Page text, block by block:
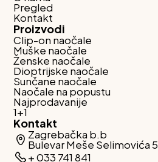
Pregled
Kontakt
Proizvodi
Clip-on naočale
Muške naočale
Ženske naočale
Dioptrijske naočale
Sunčane naočale
Naočale na popustu
Najprodavanije
1+1
Kontakt
Zagrebačka b.b
Bulevar Meše Selimovića 5
+ 033 741 841